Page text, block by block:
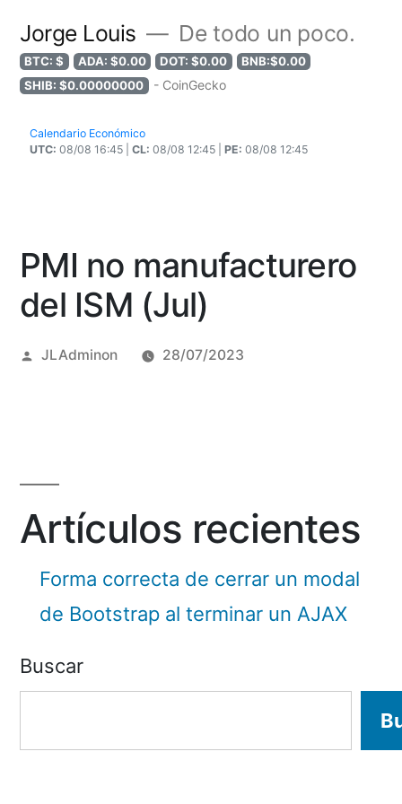
Jorge Louis De todo un poco.
BTC: $ ADA: $0.00 DOT: $0.00
BNB:$0.00
SHIB: $0.00000000
- CoinGecko
Calendario Económico
UTC: 08/08 16:45 | CL: 08/08 12:45 | PE: 08/08 12:45
PMI no manufacturero
del ISM (Jul)
Posted
JLAdminon 28/07/2023
Artículos recientes
Forma correcta de cerrar un modal
de Bootstrap al terminar un AJAX
Buscar